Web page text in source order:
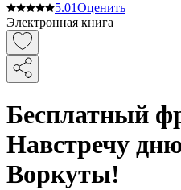
5.01Оценить
Электронная книга
Бесплатный
Навстречу
Воркуты!